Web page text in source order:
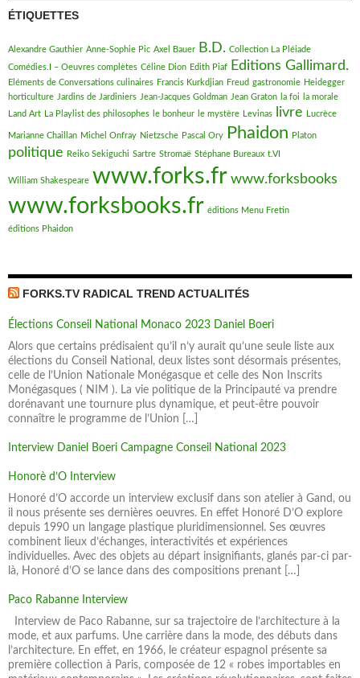
ÉTIQUETTES
Alexandre Gauthier Anne-Sophie Pic Axel Bauer B.D. Collection La Pléiade
Comédies.I – Oeuvres complètes Céline Dion Edith Piaf Editions Gallimard.
Eléments de Conversations culinaires Francis Kurkdjian Freud gastronomie Heidegger
horticulture Jardins de Jardiniers Jean-Jacques Goldman Jean Graton la foi
la morale
Land Art
La Playlist des philosophes le bonheur le mystère Levinas livre Lucrèce
Marianne Chaillan Michel Onfray Nietzsche Pascal Ory Phaidon Platon
politique Reiko Sekiguchi Sartre Stromaë Stéphane Bureaux t.VI
William Shakespeare www.forks.fr www.forksbooks
www.forksbooks.fr éditions Menu Fretin
éditions Phaidon
FORKS.TV RADICAL TREND ACTUALITÉS
Élections Conseil National Monaco 2023 Daniel Boeri
Alors que certains prédisaient qu’il n’y aurait qu’une seule liste aux
élections du Conseil National, deux listes sont désormais présentes,
celle de l’Union Nationale Monégasque et celle des Non Inscrits
Monégasques ( NIM ). La vie politique de la Principauté va prendre
dorénavant une tournure plus dynamique, et peut-être pouvoir
connaître le programme de l’Union […]
Interview Daniel Boeri Campagne Conseil National 2023
Honorè d’O Interview
Honoré d’O accorde un interview exclusif dans son atelier à Gand, ou
il nous présente ses dernières oeuvres. En effet Honoré D’O explore
depuis 1990 un langage plastique pluridimensionnel. Ses œuvres
combinent lieux d’échanges, interactivités et expériences
individuelles. Avec des objets au départ insignifiants, glanés par-ci par-
là, Honoré d’O se lance dans des compositions prenant […]
Paco Rabanne Interview
Interview de Paco Rabanne, sur sa trajectoire de l’architecture à la
mode, et aux parfums. Une carrière dans la mode, des débuts dans
l’architecture. En effet, en 1966, le créateur espagnol présente sa
première collection à Paris, composée de 12 « robes importables en